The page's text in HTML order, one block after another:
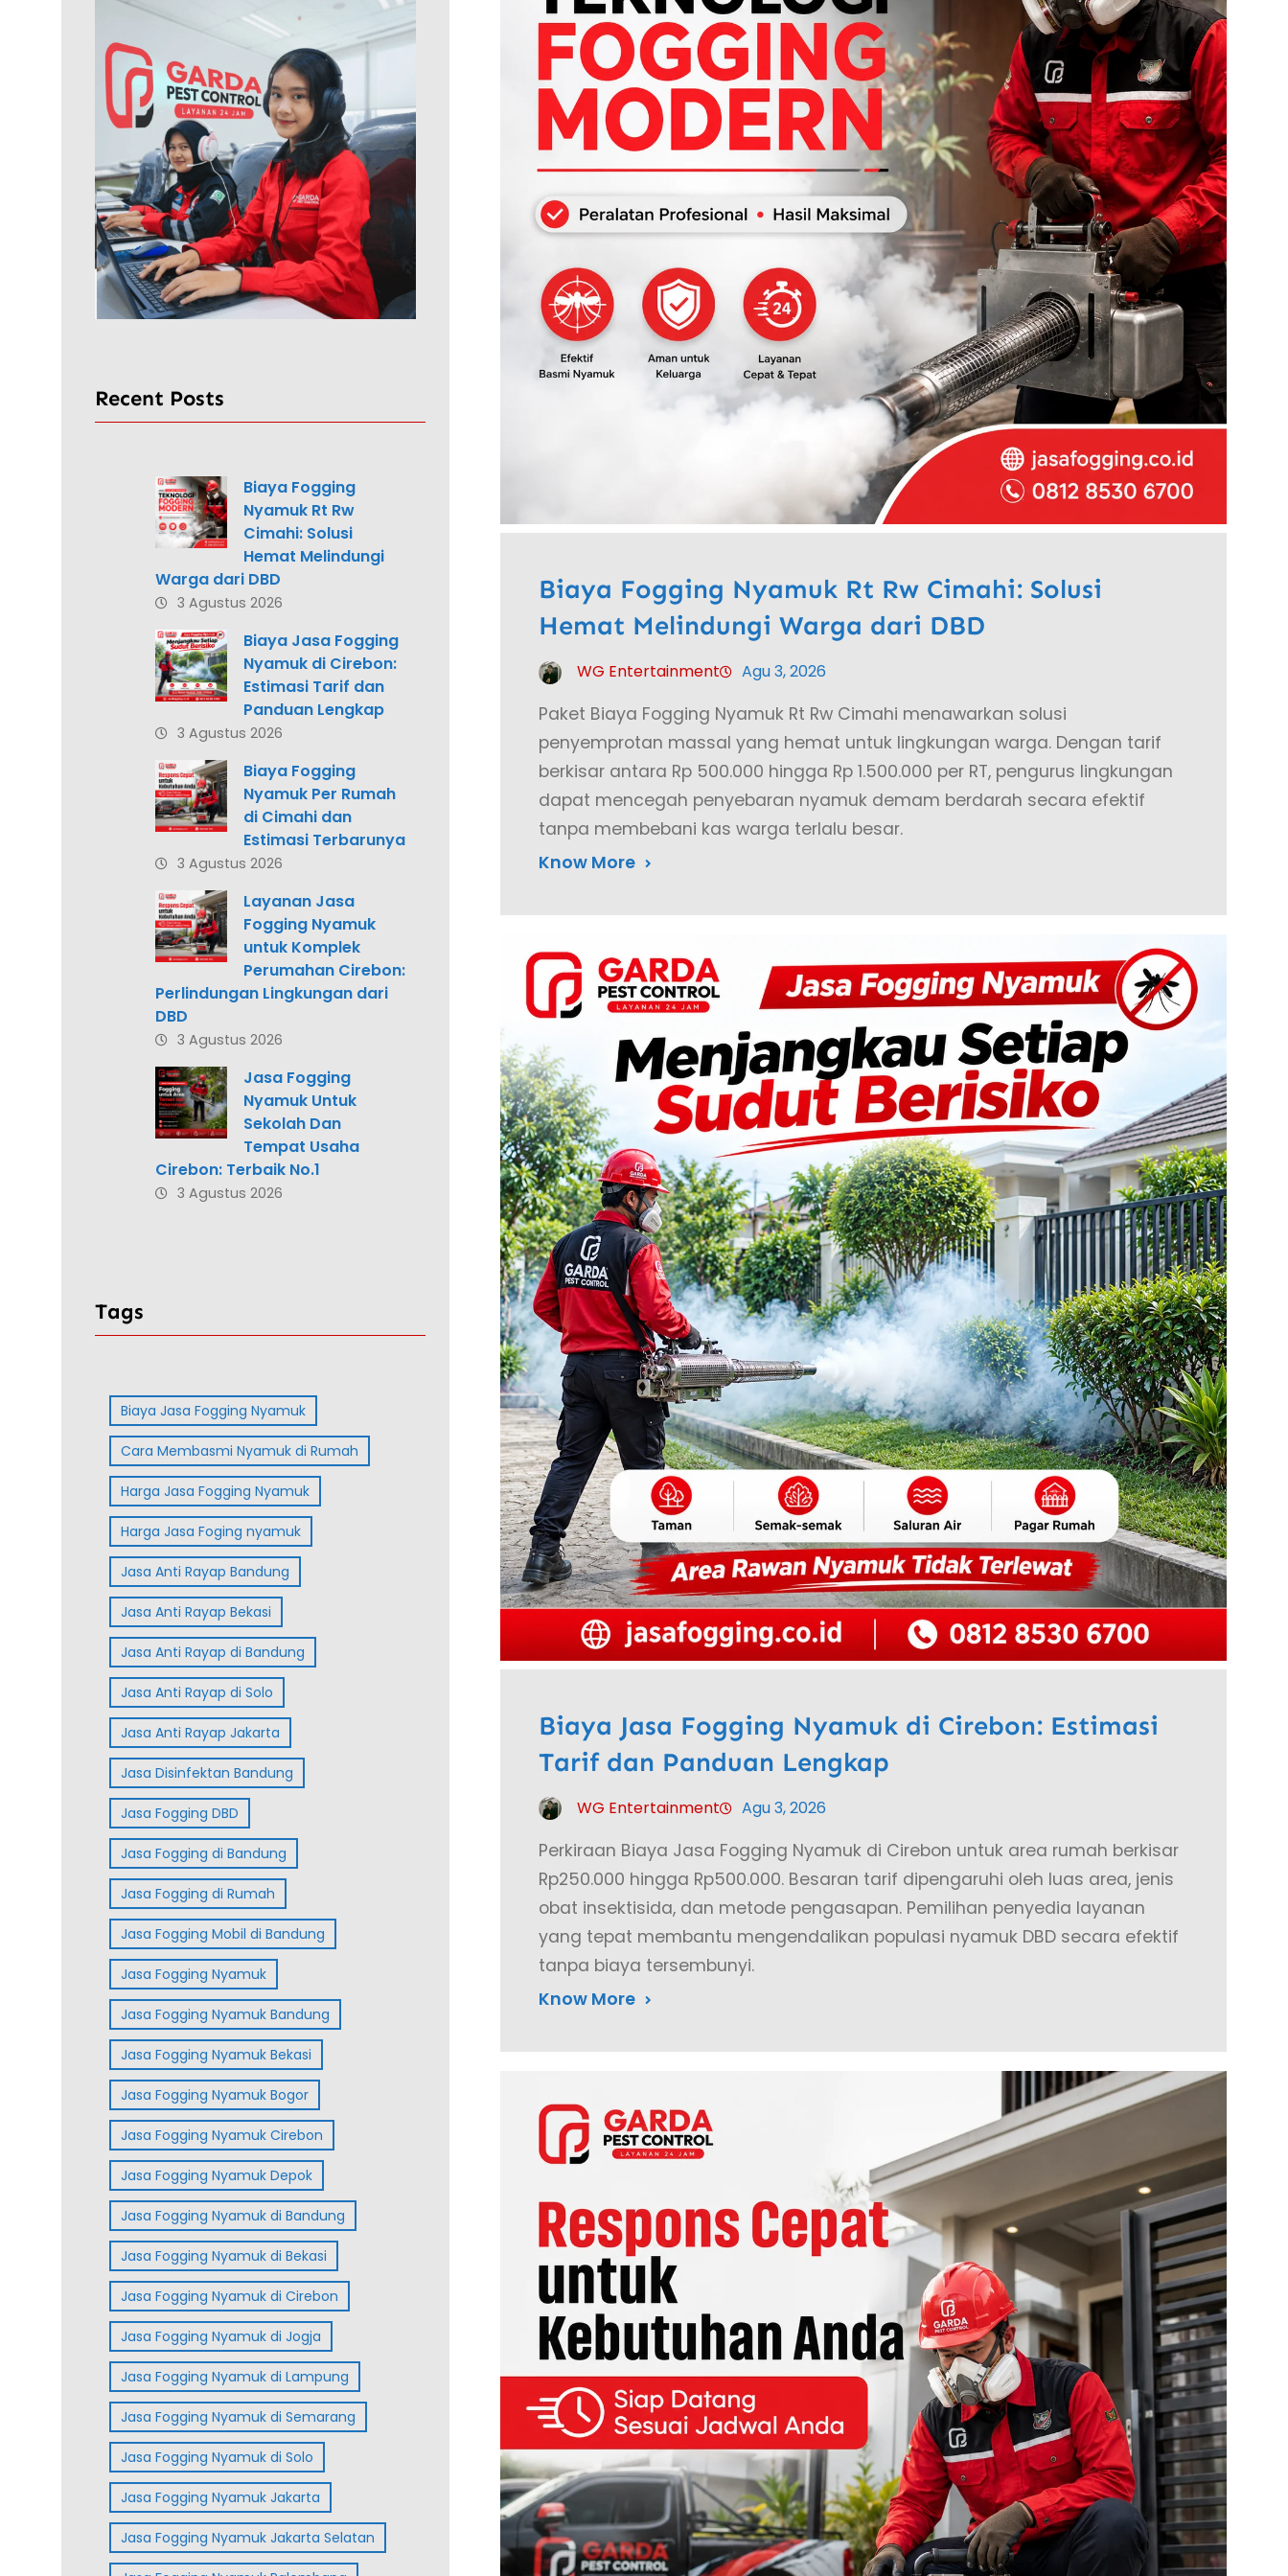
Recent Posts
Biaya Fogging
Nyamuk Rt Rw
Cimahi: Solusi
Hemat Melindungi
Warga dari DBD
3 Agustus 2026
Biaya Jasa Fogging
Nyamuk di Cirebon:
Estimasi Tarif dan
Panduan Lengkap
3 Agustus 2026
Biaya Fogging
Nyamuk Per Rumah
di Cimahi dan
Estimasi Terbarunya
3 Agustus 2026
Layanan Jasa
Fogging Nyamuk
untuk Komplek
Perumahan Cirebon:
Perlindungan Lingkungan dari
DBD
3 Agustus 2026
Jasa Fogging
Nyamuk Untuk
Sekolah Dan
Tempat Usaha
Cirebon: Terbaik No.1
3 Agustus 2026
Tags
Biaya Jasa Fogging Nyamuk
Cara Membasmi Nyamuk di Rumah
Harga Jasa Fogging Nyamuk
Harga Jasa Foging nyamuk
Jasa Anti Rayap Bandung
Jasa Anti Rayap Bekasi
Jasa Anti Rayap di Bandung
Jasa Anti Rayap di Solo
Jasa Anti Rayap Jakarta
Jasa Disinfektan Bandung
Jasa Fogging DBD
Jasa Fogging di Bandung
Jasa Fogging di Rumah
Jasa Fogging Mobil di Bandung
Jasa Fogging Nyamuk
Jasa Fogging Nyamuk Bandung
Jasa Fogging Nyamuk Bekasi
Jasa Fogging Nyamuk Bogor
Jasa Fogging Nyamuk Cirebon
Jasa Fogging Nyamuk Depok
Jasa Fogging Nyamuk di Bandung
Jasa Fogging Nyamuk di Bekasi
Jasa Fogging Nyamuk di Cirebon
Jasa Fogging Nyamuk di Jogja
Jasa Fogging Nyamuk di Lampung
Jasa Fogging Nyamuk di Semarang
Jasa Fogging Nyamuk di Solo
Jasa Fogging Nyamuk Jakarta
Jasa Fogging Nyamuk Jakarta Selatan
Biaya Fogging Nyamuk Rt Rw Cimahi: Solusi
Hemat Melindungi Warga dari DBD
WG Entertainment Agu 3, 2026
Paket Biaya Fogging Nyamuk Rt Rw Cimahi menawarkan solusi
penyemprotan massal yang hemat untuk lingkungan warga. Dengan tarif
berkisar antara Rp 500.000 hingga Rp 1.500.000 per RT, pengurus lingkungan
dapat mencegah penyebaran nyamuk demam berdarah secara efektif
tanpa membebani kas warga terlalu besar.
Know More
Biaya Jasa Fogging Nyamuk di Cirebon: Estimasi
Tarif dan Panduan Lengkap
WG Entertainment Agu 3, 2026
Perkiraan Biaya Jasa Fogging Nyamuk di Cirebon untuk area rumah berkisar
Rp250.000 hingga Rp500.000. Besaran tarif dipengaruhi oleh luas area, jenis
obat insektisida, dan metode pengasapan. Pemilihan penyedia layanan
yang tepat membantu mengendalikan populasi nyamuk DBD secara efektif
tanpa biaya tersembunyi.
Know More